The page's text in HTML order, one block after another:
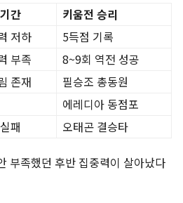
간
키움전 승리
저하
5득점 기록
부족
8~9회 역전 성공
존재
필승조 총동원
에레디아 동점포
패 오태곤 결승타
부족했던 후반 집중력이 살아났다